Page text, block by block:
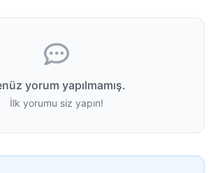
yorum yapılmamış.
İlk yorumu siz yapın!